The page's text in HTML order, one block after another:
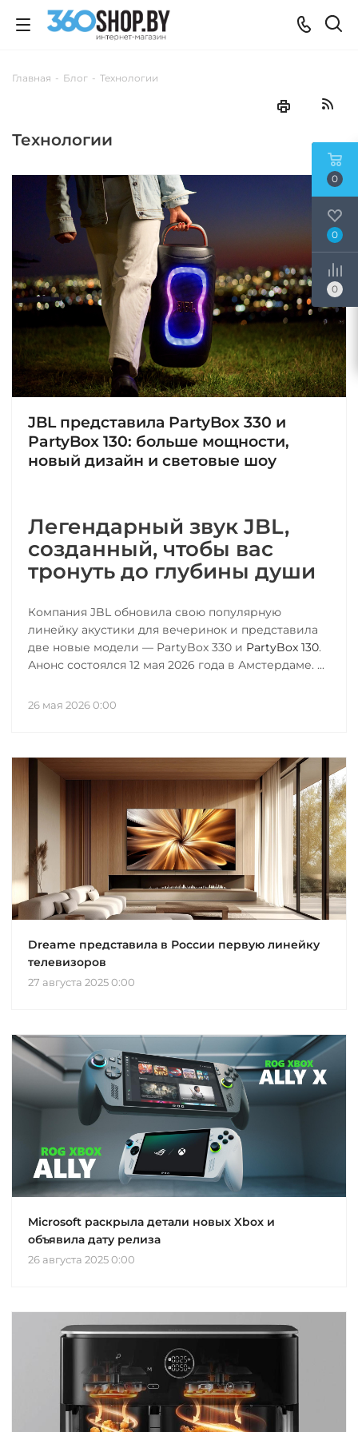
Главная - Блог - Технологии
Технологии
JBL представила PartyBox 330 и
PartyBox 130: больше мощности,
новый дизайн и световые шоу
Легендарный звук JBL,
созданный, чтобы вас
тронуть до глубины души
Компания JBL обновила свою популярную
линейку акустики для вечеринок и представила
две новые модели — PartyBox 330 и PartyBox 130.
Анонс состоялся 12 мая 2026 года в Амстердаме. ...
26 мая 2026 0:00
Dreame представила в России первую линейку
телевизоров
27 августа 2025 0:00
Microsoft раскрыла детали новых Xbox и
объявила дату релиза
26 августа 2025 0:00
0
0
0